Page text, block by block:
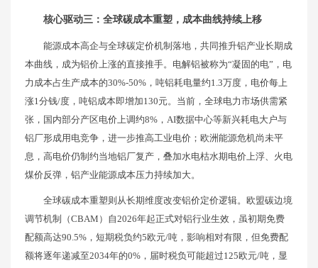
核心驱动三：全球碳成本重塑，成本曲线持续上移
能源成本高企与全球碳定价机制落地，共同推升铝产业长期成
本曲线，成为铝价上涨的直接推手。电解铝被称为“凝固的电”，电
力成本占生产成本的30%-50%，吨铝耗电量约1.3万度，电价每上
涨1分钱/度，吨铝成本即增加130元。当前，全球电力市场供需紧
张，国内部分产区电价上调约8%，AI数据中心等新兴耗电大户与
铝厂形成用电竞争，进一步推高工业电价；欧洲能源危机尚未平
息，高电价仍制约当地铝厂复产，叠加水电枯水期电价上浮、火电
煤价反弹，铝产业能源成本压力持续加大。
全球碳成本重塑则从长期维度改变铝价定价逻辑。欧盟碳边境
调节机制（CBAM）自2026年起正式对铝行业生效，虽初期免费
配额高达90.5%，短期税负约5欧元/吨，影响相对有限，但免费配
额将逐年递减至2034年的0%，届时税负可能超过125欧元/吨，显